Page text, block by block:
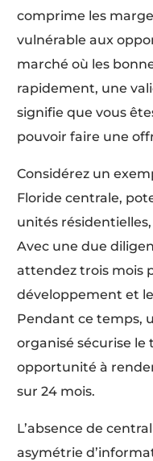
comprime les
vulnérable aux
marché où les
rapidement, une
signifie que vous
pouvoir faire une
Considérez un
Floride centrale,
unités
Avec une due
attendez trois mois
développement et
Pendant ce temps,
organisé sécurise le
opportunité à
sur 24 mois.
L’absence de
asymétrie